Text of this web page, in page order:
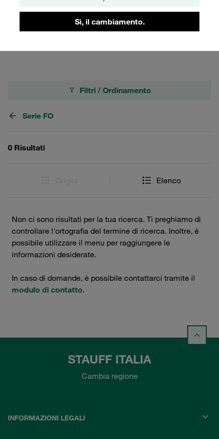
Sì, il cambiamento.
maschio offre facilità di installazione e manutenzione,
durata degli innesti rapidi STAUFF, progettati per
Filtri / Ordinamento
Serie FO
0 Risultati
Elenco
Non ci sono risultati per la tua ricerca. Ti preghiamo di
controllare l'ortografia del termine di ricerca. Inoltre, è
possibile utilizzare il menu per raggiungere le
informazioni desiderate.
In caso di domande, è possibile contattarci tramite il
modulo di contatto.
STAUFF ITALIA
Cambia regione
INFORMAZIONI LEGALI